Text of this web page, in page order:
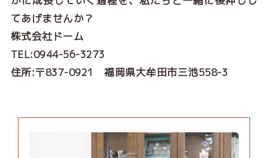
てあげませんか？
株式会社ドーム
TEL:0944-56-3273
住所:〒837-0921 福岡県大牟田市三池558-3